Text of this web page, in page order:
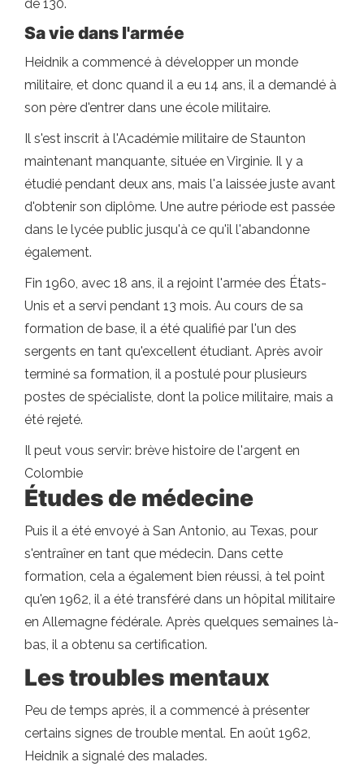
de 130.
Sa vie dans l'armée
Heidnik a commencé à développer un monde
militaire, et donc quand il a eu 14 ans, il a demandé à
son père d'entrer dans une école militaire.
Il s'est inscrit à l'Académie militaire de Staunton
maintenant manquante, située en Virginie. Il y a
étudié pendant deux ans, mais l'a laissée juste avant
d'obtenir son diplôme. Une autre période est passée
dans le lycée public jusqu'à ce qu'il l'abandonne
également.
Fin 1960, avec 18 ans, il a rejoint l'armée des États-
Unis et a servi pendant 13 mois. Au cours de sa
formation de base, il a été qualifié par l'un des
sergents en tant qu'excellent étudiant. Après avoir
terminé sa formation, il a postulé pour plusieurs
postes de spécialiste, dont la police militaire, mais a
été rejeté.
Il peut vous servir: brève histoire de l'argent en
Colombie
Études de médecine
Puis il a été envoyé à San Antonio, au Texas, pour
s'entraîner en tant que médecin. Dans cette
formation, cela a également bien réussi, à tel point
qu'en 1962, il a été transféré dans un hôpital militaire
en Allemagne fédérale. Après quelques semaines là-
bas, il a obtenu sa certification.
Les troubles mentaux
Peu de temps après, il a commencé à présenter
certains signes de trouble mental. En août 1962,
Heidnik a signalé des malades.